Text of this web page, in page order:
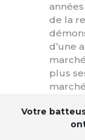
de la
d’une
plus
Pékin
Votre